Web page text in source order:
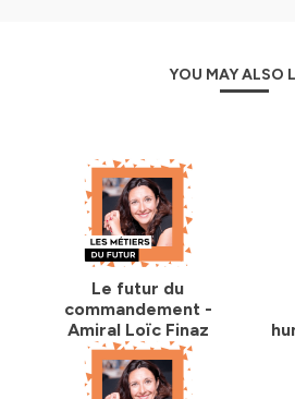
YOU MAY ALSO
Le futur du
commandement -
Amiral Loïc Finaz